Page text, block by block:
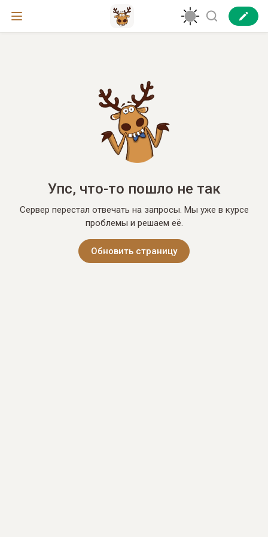
Упс, что-то пошло не так
Сервер перестал отвечать на запросы. Мы уже в курсе
проблемы и решаем её.
Обновить страницу